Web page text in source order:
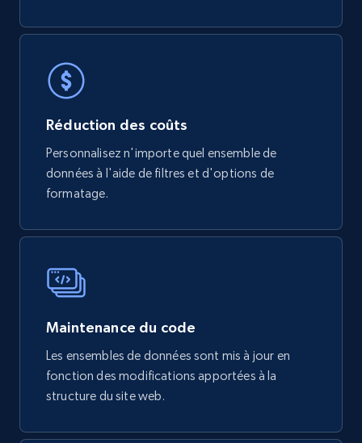
Réduction des coûts
Personnalisez n'importe quel ensemble de
données à l'aide de filtres et d'options de
formatage.
Maintenance du code
Les ensembles de données sont mis à jour en
fonction des modifications apportées à la
structure du site web.